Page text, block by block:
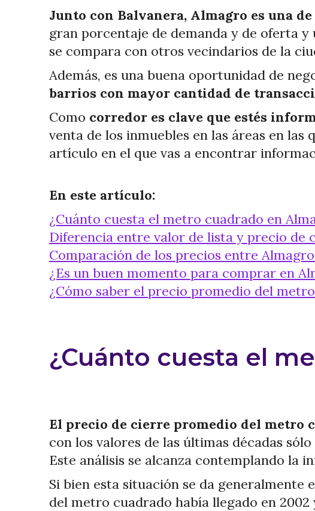
Junto con Balvanera, Almagro es una
gran porcentaje de demanda y de oferta
se compara con otros vecindarios de la
Además, es una buena oportunidad de
barrios con mayor cantidad de
Como corredor es clave que estés
venta de los inmuebles en las áreas en
artículo en el que vas a encontrar
En este artículo:
¿Cuánto cuesta el metro cuadrado en
Diferencia entre valor de lista y precio de
Comparación de los precios entre
¿Es un buen momento para comprar en
¿Cómo saber el precio promedio del
¿Cuánto cuesta el
El precio de cierre promedio del metro
con los valores de las últimas décadas
Este análisis se alcanza contemplando la
Si bien esta situación se da generalmente
del metro cuadrado había llegado en 2002